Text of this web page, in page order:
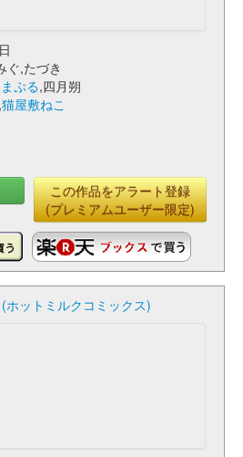
ぐ,たづき
まぷる,四月朔
猫屋敷ねこ
この作品をアラート登録
(プレミアムユーザー限定)
ットミルクコミックス)